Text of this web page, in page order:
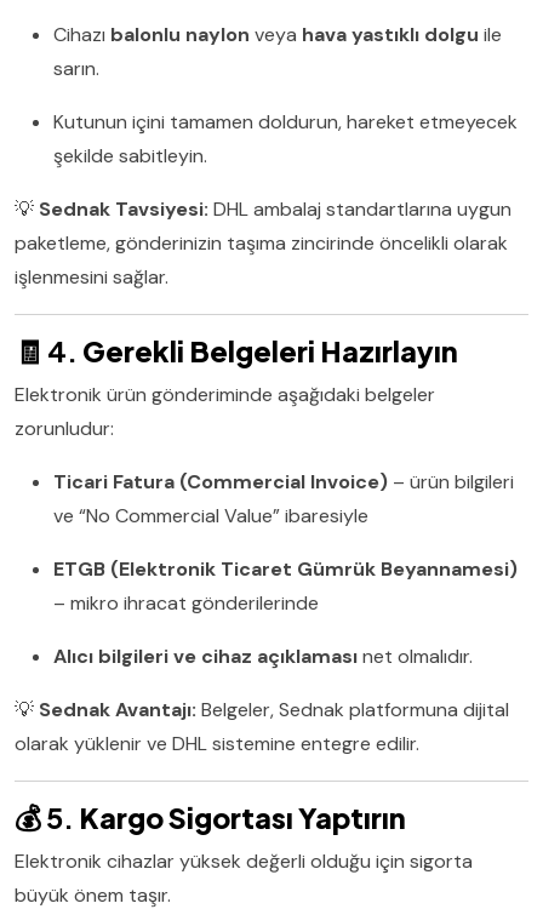
Cihazı balonlu naylon veya hava yastıklı dolgu ile
sarın.
Kutunun içini tamamen doldurun, hareket etmeyecek
şekilde sabitleyin.
💡 Sednak Tavsiyesi: DHL ambalaj standartlarına uygun
paketleme, gönderinizin taşıma zincirinde öncelikli olarak
işlenmesini sağlar.
🧾 4. Gerekli Belgeleri Hazırlayın
Elektronik ürün gönderiminde aşağıdaki belgeler
zorunludur:
Ticari Fatura (Commercial Invoice) – ürün bilgileri
ve “No Commercial Value” ibaresiyle
ETGB (Elektronik Ticaret Gümrük Beyannamesi)
– mikro ihracat gönderilerinde
Alıcı bilgileri ve cihaz açıklamasınet olmalıdır.
💡 Sednak Avantajı: Belgeler, Sednak platformuna dijital
olarak yüklenir ve DHL sistemine entegre edilir.
💰 5. Kargo Sigortası Yaptırın
Elektronik cihazlar yüksek değerli olduğu için sigorta
büyük önem taşır.